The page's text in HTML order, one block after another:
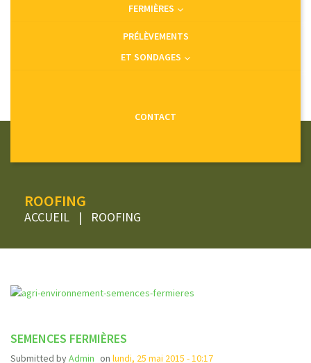
FERMIÈRES
PRÉLÈVEMENTS
ET SONDAGES
CONTACT
ROOFING
ACCUEIL | ROOFING
SEMENCES FERMIÈRES
Submitted byAdmin on lundi, 25 mai 2015 - 10:17